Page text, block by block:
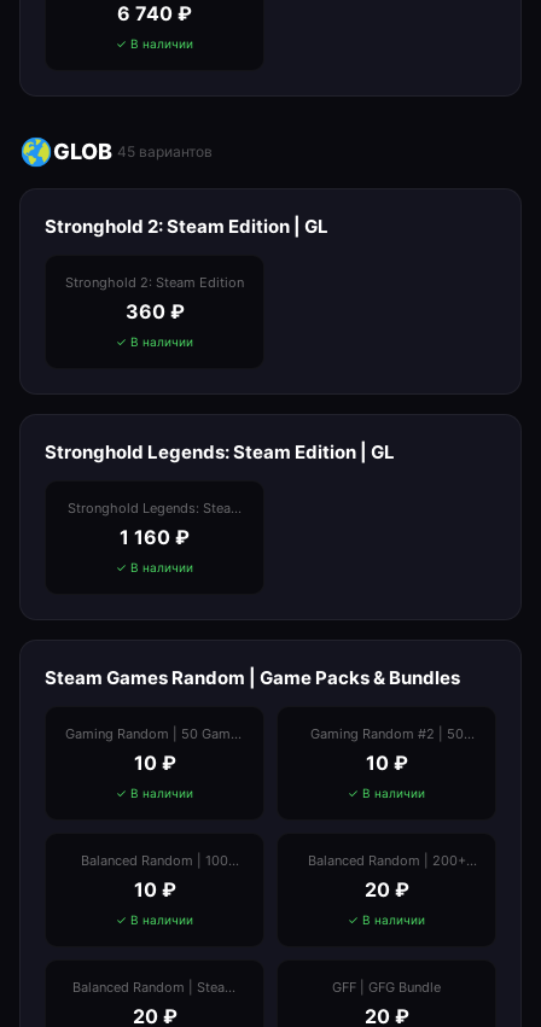
6 740 ₽
✓ В наличии
GLOB 45 вариантов
Stronghold 2: Steam Edition | GL
Stronghold 2: Steam Edition
360₽
✓ В наличии
Stronghold Legends: Steam Edition | GL
Stronghold Legends: Steam
Edition
1 160 ₽
✓ В наличии
Steam Games Random | Game Packs & Bundles
Gaming Random | 50 Games
| Steam Value from ₽30
10₽
✓ В наличии
Gaming Random #2 | 50
Games | Prices from ₽82
10₽
✓ В наличии
Balanced Random | 100
Games
10₽
✓ В наличии
Balanced Random | 200+
Games
20₽
✓ В наличии
Balanced Random | Steam
Value €8+ | Steam Reviews
20₽
GFF | GFG Bundle
20₽